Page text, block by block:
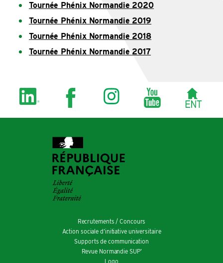
Tournée Phénix Normandie 2020
Tournée Phénix Normandie 2019
Tournée Phénix Normandie 2018
Tournée Phénix Normandie 2017
Recrutements / Concours
Action sociale d’initiative universitaire
Supports de communication
Revue Normandie SUP’
Logo